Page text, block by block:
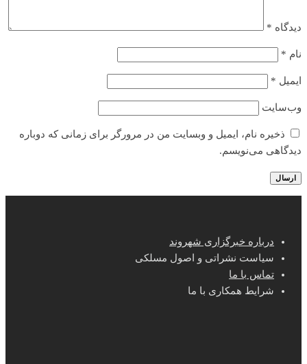
دیدگاه *
نام *
ایمیل *
وب‌سایت
ذخیره نام، ایمیل و وبسایت من در مرورگر برای زمانی که دوباره
دیدگاهی می‌نویسم.
درباره خبرگزاری شهروند
سیاست نشراتی و اصول مسلکی
تماس با ما
شرایط همکاری با ما